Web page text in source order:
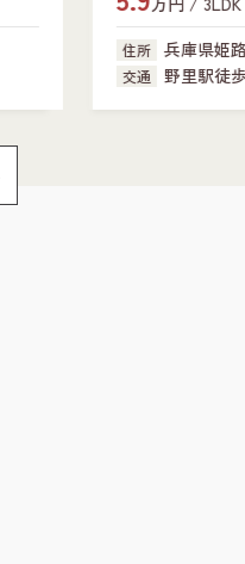
住所 兵
交通 姫